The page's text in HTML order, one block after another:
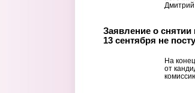
Дмитрий
Заявление о
13 сентября не
На
от